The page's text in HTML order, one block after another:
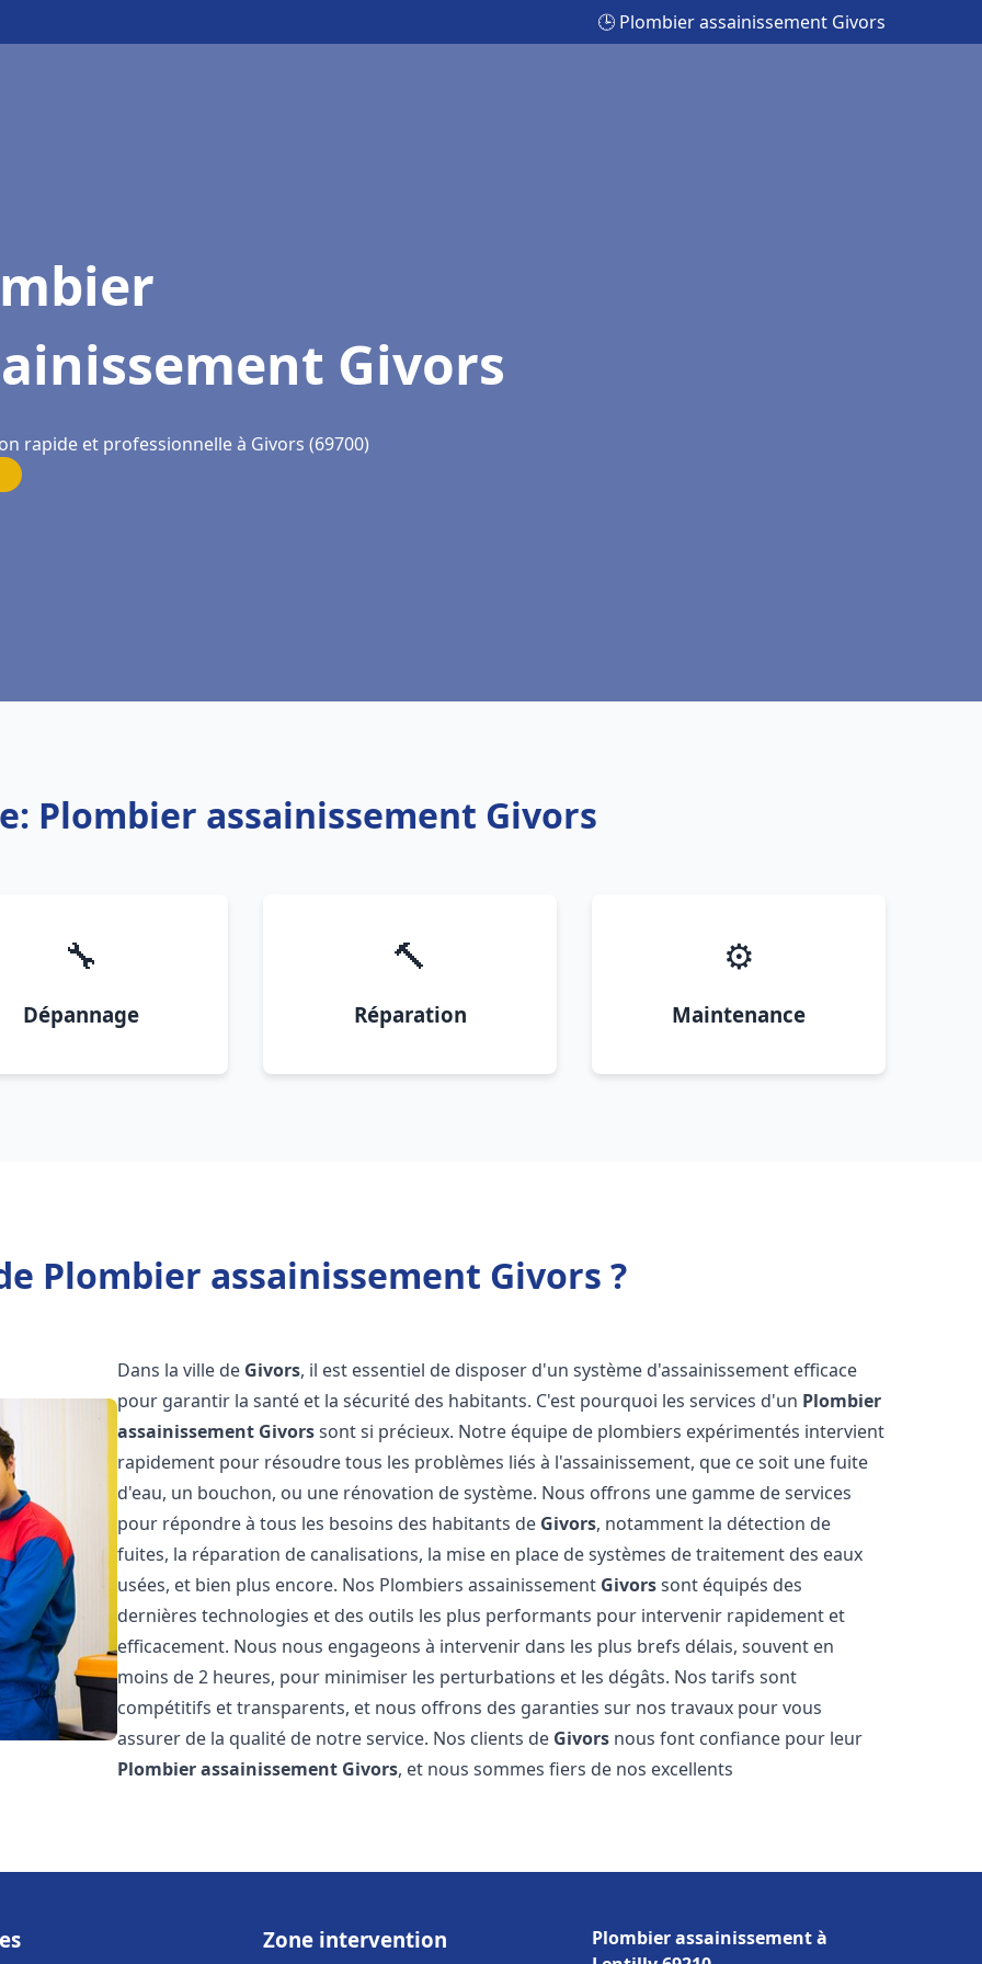
🕒 Plombier assainissement Givors
Givors
rapide et professionnelle à Givors (69700)
Plombier assainissement Givors
🔧
Dépannage
🔨
Réparation
⚙️
Maintenance
Plombier assainissement Givors ?
Dans la ville de Givors, il est essentiel de disposer d'un système d'assainissement efficace
pour garantir la santé et la sécurité des habitants. C'est pourquoi les services d'un Plombier
assainissement Givorssont si précieux. Notre équipe de plombiers expérimentés intervient
rapidement pour résoudre tous les problèmes liés à l'assainissement, que ce soit une fuite
d'eau, un bouchon, ou une rénovation de système. Nous offrons une gamme de services
pour répondre à tous les besoins des habitants de Givors, notamment la détection de
fuites, la réparation de canalisations, la mise en place de systèmes de traitement des eaux
usées, et bien plus encore. Nos Plombiers assainissement Givorssont équipés des
dernières technologies et des outils les plus performants pour intervenir rapidement et
efficacement. Nous nous engageons à intervenir dans les plus brefs délais, souvent en
moins de 2 heures, pour minimiser les perturbations et les dégâts. Nos tarifs sont
compétitifs et transparents, et nous offrons des garanties sur nos travaux pour vous
assurer de la qualité de notre service. Nos clients de Givors nous font confiance pour leur
Plombier assainissement Givors, et nous sommes fiers de nos excellents
Zone intervention
Plombier assainissement à